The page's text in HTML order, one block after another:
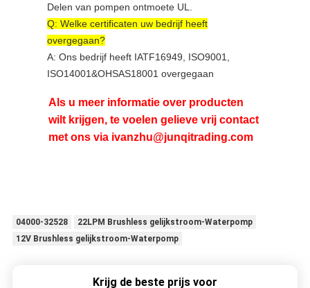
Delen van pompen ontmoete UL.
Q: Welke certificaten uw bedrijf heeft
overgegaan?
A: Ons bedrijf heeft IATF16949, ISO9001,
ISO14001&OHSAS18001 overgegaan
Als u meer informatie over producten
wilt krijgen, te voelen gelieve vrij contact
met ons via ivanzhu@junqitrading.com
04000-32528
22LPM Brushless gelijkstroom-Waterpomp
12V Brushless gelijkstroom-Waterpomp
Krijg de beste prijs voor